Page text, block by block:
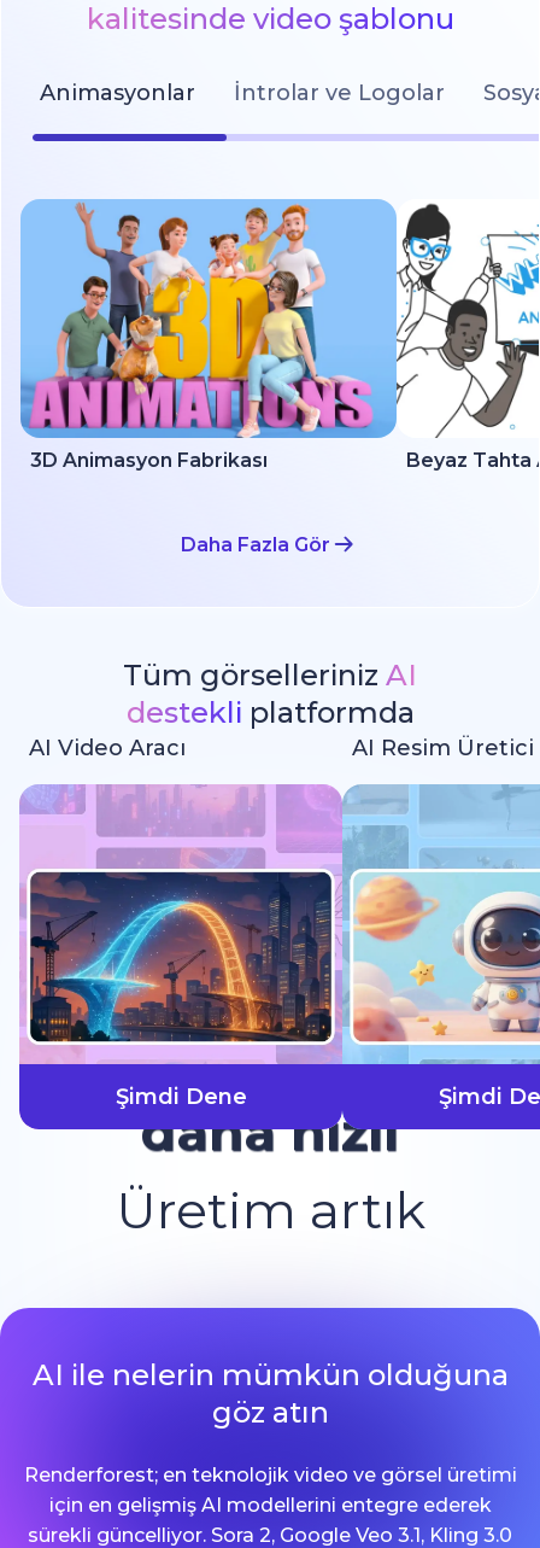
kalitesinde video şablonu
Animasyonlar İntrolar ve Logolar
3D Animasyon Fabrikası Beyaz Tahta
Daha Fazla Gör
Tüm görselleriniz AI
destekli platformda
AI Video Aracı
Şimdi Dene
AI Resim Üretici
Şimdi
Üretim artık
daha hızlı
AI ile nelerin mümkün olduğuna
göz atın
Renderforest; en teknolojik video ve görsel üretimi
için en gelişmiş AI modellerini entegre ederek
sürekli güncelliyor. Sora 2, Google Veo 3.1, Kling 3.0